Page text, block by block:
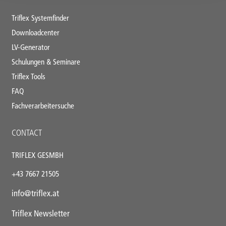
Triflex Systemfinder
Downloadcenter
LV-Generator
Schulungen & Seminare
Triflex Tools
FAQ
Fachverarbeitersuche
CONTACT
TRIFLEX GESMBH
+43 7667 21505
info@triflex.at
Triflex Newsletter